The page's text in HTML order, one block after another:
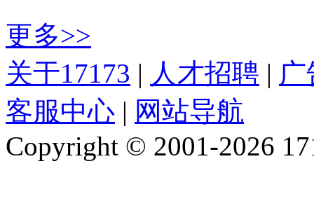
更多>>
关于17173 | 人才招聘 |
客服中心 | 网站导航
Copyright © 2001-2026